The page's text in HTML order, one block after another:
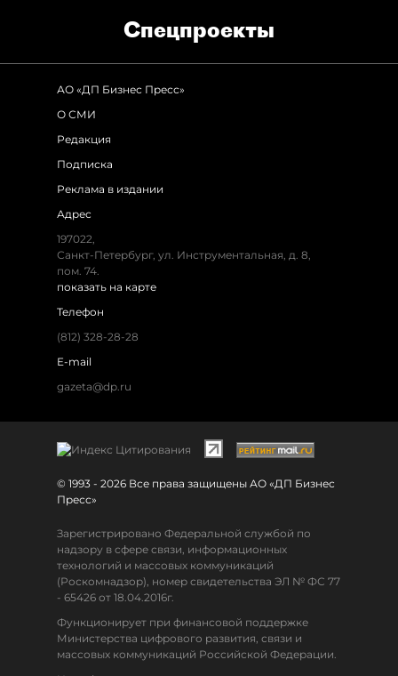
Спец­проекты
АО «ДП Бизнес Пресс»
О СМИ
Редакция
Подписка
Реклама в издании
Адрес
197022,
Санкт-Петербург, ул. Инструментальная, д. 8,
пом. 74.
показать на карте
Телефон
(812) 328-28-28
E-mail
gazeta@dp.ru
© 1993 - 2026 Все права защищены АО «ДП Бизнес
Пресс»
Зарегистрировано Федеральной службой по
надзору в сфере связи, информационных
технологий и массовых коммуникаций
(Роскомнадзор), номер свидетельства ЭЛ № ФС 77
- 65426 от 18.04.2016г.
Функционирует при финансовой поддержке
Министерства цифрового развития, связи и
массовых коммуникаций Российской Федерации.